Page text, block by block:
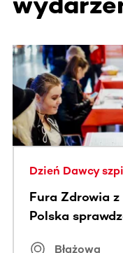
Ta sekcja zawiera
Dzień Dawcy
Fura Zdrowia z
Polska
Błażowa